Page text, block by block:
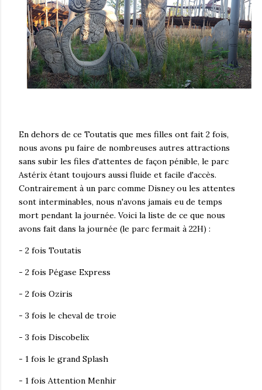
En dehors de ce Toutatis que mes filles ont fait 2 fois,
nous avons pu faire de nombreuses autres attractions
sans subir les files d'attentes de façon pénible, le parc
Astérix étant toujours aussi fluide et facile d'accès.
Contrairement à un parc comme Disney ou les attentes
sont interminables, nous n'avons jamais eu de temps
mort pendant la journée. Voici la liste de ce que nous
avons fait dans la journée (le parc fermait à 22H) :
- 2 fois Toutatis
- 2 fois Pégase Express
- 2 fois Oziris
- 3 fois le cheval de troie
- 3 fois Discobelix
- 1 fois le grand Splash
- 1 fois Attention Menhir